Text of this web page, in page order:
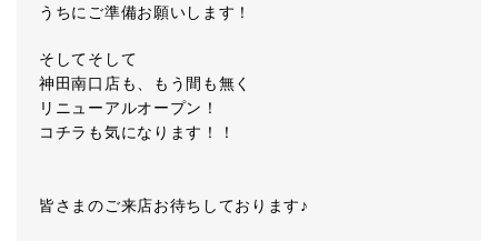
うちにご準備お願いします！
そしてそして
神田南口店も、もう間も無く
リニューアルオープン！
コチラも気になります！！
皆さまのご来店お待ちしております♪